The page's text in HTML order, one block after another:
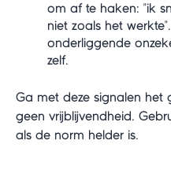
om af te haken: "ik
niet zoals het
onderliggende
zelf.
Ga met deze signalen het
geen vrijblijvendheid.
als de norm helder is.